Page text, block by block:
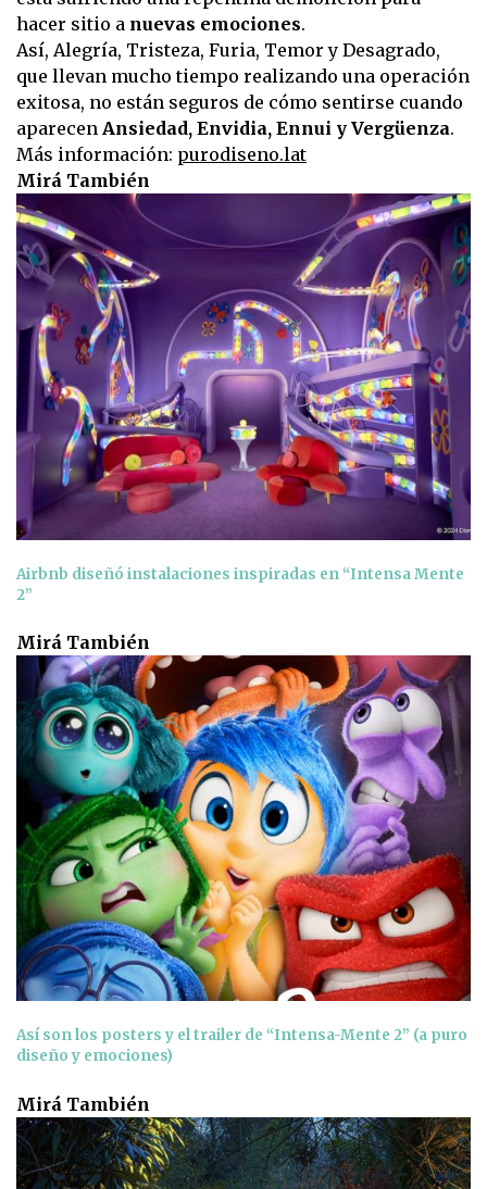
hacer sitio a nuevas emociones.
Así, Alegría, Tristeza, Furia, Temor y Desagrado,
que llevan mucho tiempo realizando una operación
exitosa, no están seguros de cómo sentirse cuando
aparecen Ansiedad, Envidia, Ennui y Vergüenza.
Más información: purodiseno.lat
Mirá También
Airbnb diseñó instalaciones inspiradas en “Intensa Mente
2”
Mirá También
Así son los posters y el trailer de “Intensa-Mente 2” (a puro
diseño y emociones)
Mirá También